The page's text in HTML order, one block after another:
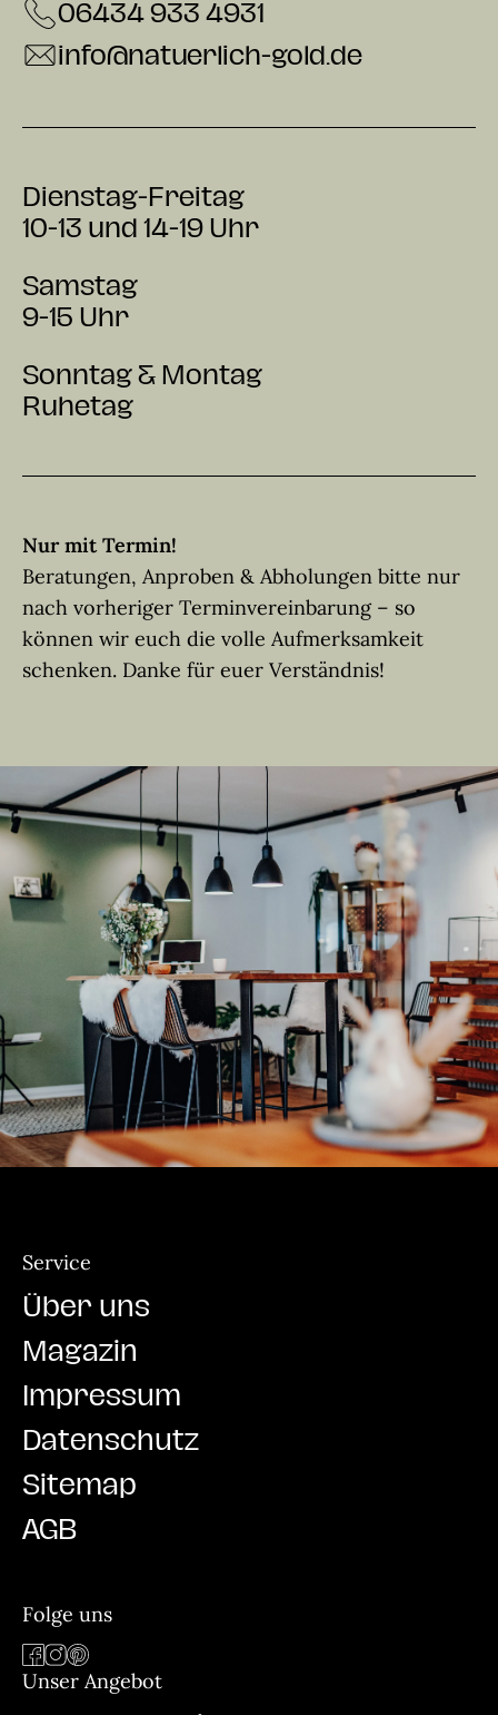
06434 933 4931
info@natuerlich-gold.de
Dienstag-Freitag
10-13 und 14-19 Uhr
Samstag
9-15 Uhr
Sonntag & Montag
Ruhetag
Nur mit Termin!
Beratungen, Anproben & Abholungen bitte nur
nach vorheriger Terminvereinbarung – so
können wir euch die volle Aufmerksamkeit
schenken. Danke für euer Verständnis!
Service
Über uns
Magazin
Impressum
Datenschutz
Sitemap
AGB
Folge uns
Unser Angebot